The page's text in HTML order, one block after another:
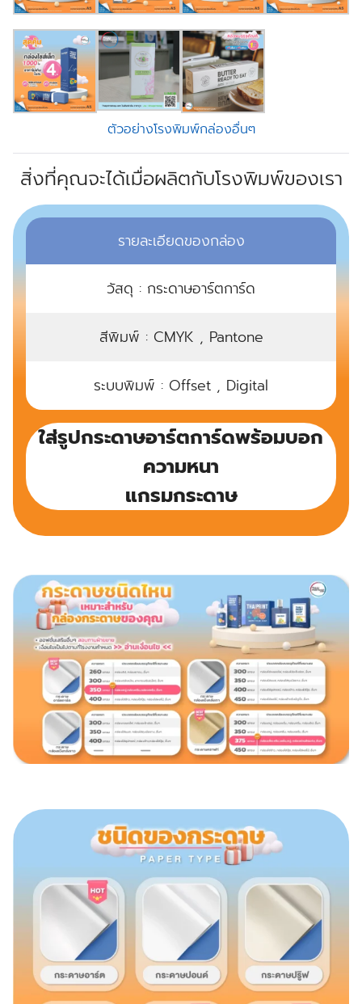
ตัวอย่างโรงพิมพ์กล่องอื่นๆ
สิ่งที่คุณจะได้เมื่อผลิตกับโรงพิมพ์ของเรา
รายละเอียดของกล่อง
วัสดุ : กระดาษอาร์ตการ์ด
สีพิมพ์ : CMYK , Pantone
ระบบพิมพ์ : Offset , Digital
ใส่รูปกระดาษอาร์ตการ์ดพร้อมบอก
ความหนา
แกรมกระดาษ